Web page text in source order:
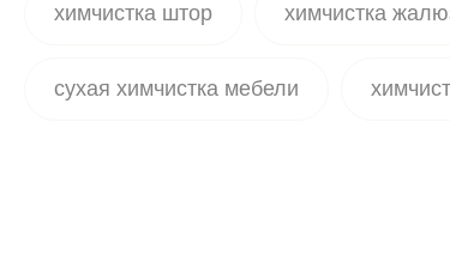
химчистка штор химчистка
сухая химчистка мебели